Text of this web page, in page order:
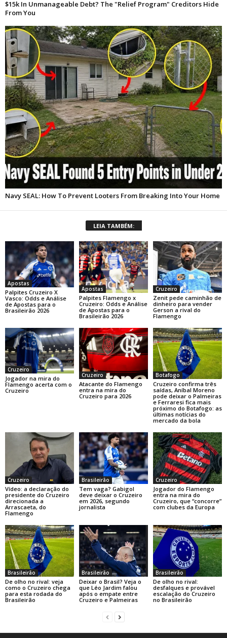
LEIA TAMBÉM:
Apostas
Palpites Cruzeiro X
Vasco: Odds e Análise
de Apostas para o
Brasileirão 2026
Apostas
Palpites Flamengo x
Cruzeiro: Odds e Análise
de Apostas para o
Brasileirão 2026
Cruzeiro
Zenit pede caminhão de
dinheiro para vender
Gerson a rival do
Flamengo
Cruzeiro
Jogador na mira do
Flamengo acerta com o
Cruzeiro
Cruzeiro
Atacante do Flamengo
entra na mira do
Cruzeiro para 2026
Botafogo
Cruzeiro confirma três
saídas, Aníbal Moreno
pode deixar o Palmeiras
e Ferraresi fica mais
próximo do Botafogo: as
últimas notícias do
mercado da bola
Cruzeiro
Vídeo: a declaração do
presidente do Cruzeiro
direcionada a
Arrascaeta, do
Flamengo
Brasileirão
Tem vaga? Gabigol
deve deixar o Cruzeiro
em 2026, segundo
jornalista
Cruzeiro
Jogador do Flamengo
entra na mira do
Cruzeiro, que “concorre”
com clubes da Europa
Brasileirão
De olho no rival: veja
como o Cruzeiro chega
para esta rodada do
Brasileirão
Brasileirão
Deixar o Brasil? Veja o
que Léo Jardim falou
após o empate entre
Cruzeiro e Palmeiras
Brasileirão
De olho no rival:
desfalques e provável
escalação do Cruzeiro
no Brasileirão